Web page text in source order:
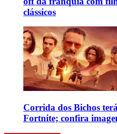
clássicos
Corrida dos Bichos
Fortnite; confira